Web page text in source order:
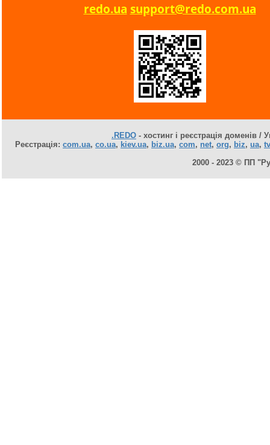
redo.ua support@redo.com.ua
.REDO - хостинг і реєстрація доменів /
Реєстрація: com.ua, co.ua, kiev.ua, biz.ua, com, net, org, biz, ua, tv
2000 - 2023 © ПП